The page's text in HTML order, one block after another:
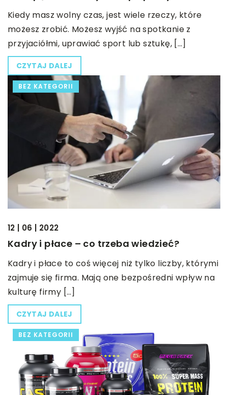
Kiedy masz wolny czas, jest wiele rzeczy, które
możesz zrobić. Możesz wyjść na spotkanie z
przyjaciółmi, uprawiać sport lub sztukę, […]
CZYTAJ DALEJ
BEZ KATEGORII
12 | 06 | 2022
Kadry i płace – co trzeba wiedzieć?
Kadry i płace to coś więcej niż tylko liczby, którymi
zajmuje się firma. Mają one bezpośredni wpływ na
kulturę firmy […]
CZYTAJ DALEJ
BEZ KATEGORII